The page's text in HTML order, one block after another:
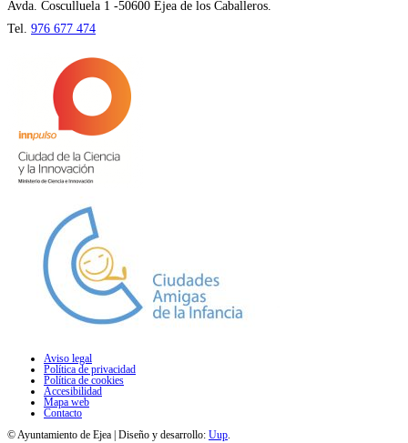
pestaña
Avda. Cosculluela 1 -50600 Ejea de los Caballeros.
Tel. 976 677 474
Aviso legal
Política de privacidad
Política de cookies
Accesibilidad
Mapa web
Contacto
© Ayuntamiento de Ejea | Diseño y desarrollo: Uup.